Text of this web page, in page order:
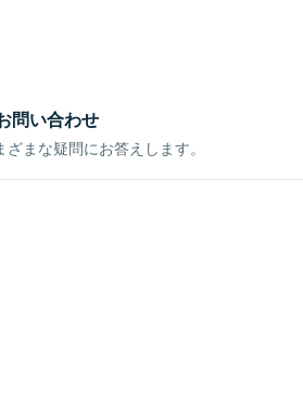
問い合わせ
まな疑問にお答えします。